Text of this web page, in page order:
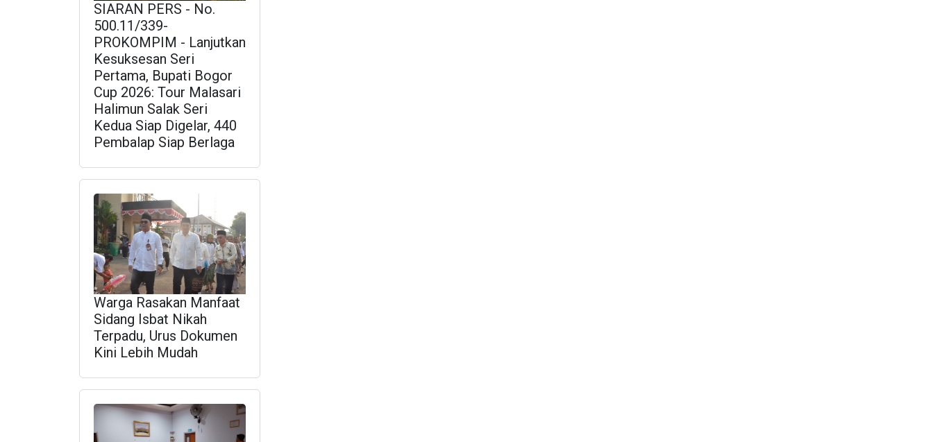
SIARAN PERS - No.
500.11/339-
PROKOMPIM - Lanjutkan
Kesuksesan Seri
Pertama, Bupati Bogor
Cup 2026: Tour Malasari
Halimun Salak Seri
Kedua Siap Digelar, 440
Pembalap Siap Berlaga
Warga Rasakan Manfaat
Sidang Isbat Nikah
Terpadu, Urus Dokumen
Kini Lebih Mudah